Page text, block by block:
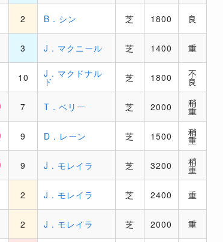
2 B．シン 芝 1800 良
3 J．マクニール 芝 1400 重
10 J．マクドナル
ド 芝 1800 不
良
7 T．ベリー 芝 2000 稍
重
9 D．レーン 芝 1500 稍
重
9 J．モレイラ 芝 3200 稍
重
2 J．モレイラ 芝 2400 重
2 J．モレイラ 芝 2000 重